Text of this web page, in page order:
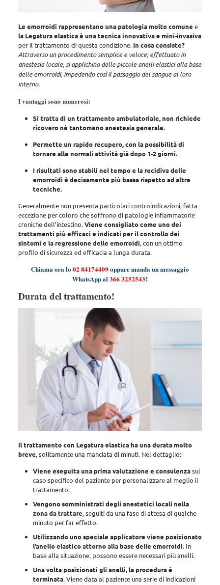
Le emorroidi rappresentano una patologia molto comune e
la Legatura elastica è una tecnica innovativa e mini-invasiva
per il trattamento di questa condizione. In cosa consiste?
Attraverso un procedimento semplice e veloce, effettuato in
anestesia locale, si applichino delle piccole anelli elastici alla base
delle emorroidi, impedendo così il passaggio del sangue al loro
interno.
I vantaggi sono numerosi:
Si tratta di un trattamento ambulatoriale, non richiede
ricovero né tantomeno anestesia generale.
Permette un rapido recupero, con la possibilità di
tornare alle normali attività già dopo 1-2 giorni.
I risultati sono stabili nel tempo e la recidiva delle
emorroidi è decisamente più bassa rispetto ad altre
tecniche.
Generalmente non presenta particolari controindicazioni, fatta
eccezione per coloro che soffrono di patologie infiammatorie
croniche dell’intestino.Viene consigliato come uno dei
trattamenti più efficaci e indicati per il controllo dei
sintomi e la regressione delle emorroidi, con un ottimo
profilo di sicurezza ed efficacia a lunga durata.
Chiama ora lo02 84174409oppure manda un messaggio
WhatsApp al366 3252543!
Durata del trattamento!
Il trattamento con Legatura elastica ha una durata molto
breve, solitamente una manciata di minuti. Nel dettaglio:
Viene eseguita una prima valutazione e consulenzasul
caso specifico del paziente per personalizzare al meglio il
trattamento.
Vengono somministrati degli anestetici locali nella
zona da trattare, seguiti da una fase di attesa di qualche
minuto per far effetto.
Utilizzando uno speciale applicatore viene posizionato
l’anello elastico attorno alla base delle emorroidi. In
base alla situazione, possono essere necessari più anelli.
Una volta posizionati gli anelli, la procedura è
terminata. Viene data al paziente una serie di indicazioni